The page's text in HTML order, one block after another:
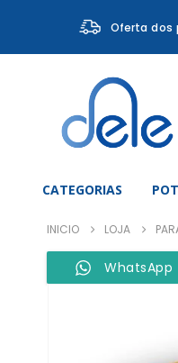
Oferta dos
CATEGORIAS
INICIO LOJA
WhatsApp